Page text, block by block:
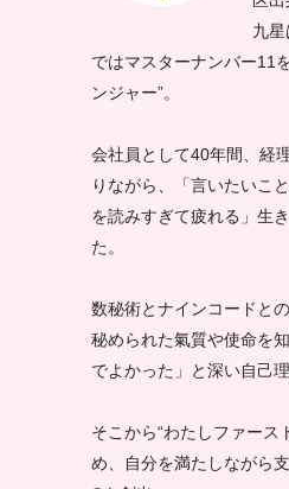
九
ではマスターナンバー11
ンジャー”。
会社員として40年間、経
りながら、「言いたいこ
を読みすぎて疲れる」生
た。
数秘術とナインコードと
秘められた氣質や使命を
でよかった」と深い自己
そこから“わたしファース
め、自分を満たしながら